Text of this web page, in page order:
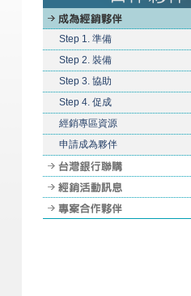
Step 1. 準備
Step 2. 裝備
Step 3. 協助
Step 4. 促成
經銷專區資源
申請成為夥伴